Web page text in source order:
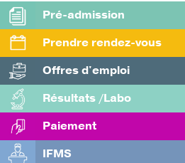
Pré-admission
Prendre rendez-vous
Offres d'emploi
Résultats /Labo
Paiement
IFMS